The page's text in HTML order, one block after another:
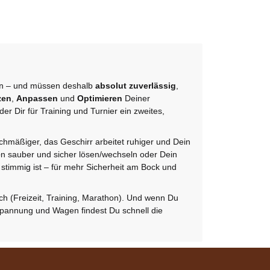
Langloch 32mm
breit für Classic
Geschirre Medium
verfügbar
Lieferzeit:2 - 3
Werktage(DE - Ausland
99,95 €
– und müssen deshalb absolut zuverlässig
Anpassen und Optimieren Deiner
Dir für Training und Turnier ein zweites,
das Geschirr arbeitet ruhiger und Dein
sauber und sicher lösen/wechseln oder Dein
ist – für mehr Sicherheit am Bock und
(Freizeit, Training, Marathon). Und wenn Du
und Wagen findest Du schnell die